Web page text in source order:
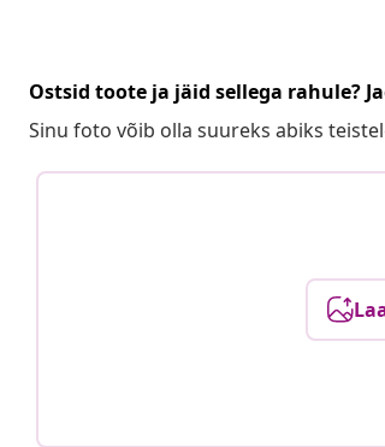
Ostsid toote ja jäid sellega rahule?
Sinu foto võib olla suureks abiks